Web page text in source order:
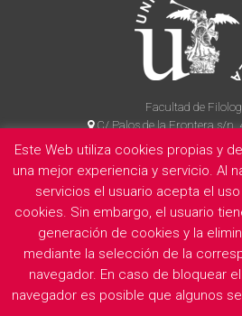
Facultad de
C/ Palos de la Frontera s/n,
954 55 14 90
La Facultad Información legal
E
Este Web utiliza cookies propias y
una mejor experiencia y servicio. Al
servicios el usuario acepta el
cookies. Sin embargo, el usuario
generación de cookies y la
mediante la selección de la
navegador. En caso de bloquear
navegador es posible que algunos